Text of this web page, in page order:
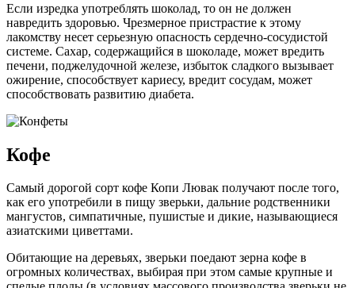
Если изредка употреблять шоколад, то он не должен
навредить здоровью. Чрезмерное пристрастие к этому
лакомству несет серьезную опасность сердечно-сосудистой
системе. Сахар, содержащийся в шоколаде, может вредить
печени, поджелудочной железе, избыток сладкого вызывает
ожирение, способствует кариесу, вредит сосудам, может
способствовать развитию диабета.
Кофе
Самый дорогой сорт кофе Копи Лювак получают после того,
как его употребили в пищу зверьки, дальние родственники
мангустов, симпатичные, пушистые и дикие, называющиеся
азиатскими циветтами.
Обитающие на деревьях, зверьки поедают зерна кофе в
огромных количествах, выбирая при этом самые крупные и